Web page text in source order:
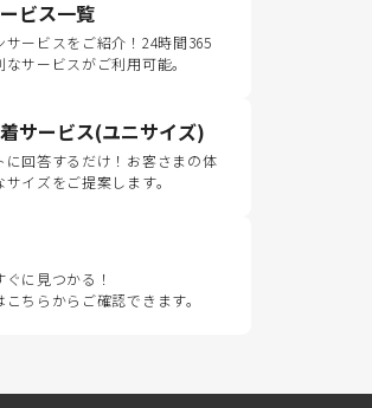
ビス一覧
ービスをご紹介！24時間365
サービスがご利用可能。
サービス(ユニサイズ)
に回答するだけ！お客さまの体
イズをご提案します。
に見つかる！
ちらからご確認できます。